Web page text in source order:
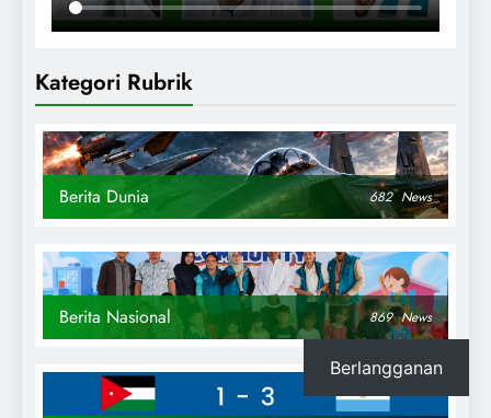
Kategori Rubrik
Berita Dunia 682 News
Berita Nasional 869 News
Berlangganan